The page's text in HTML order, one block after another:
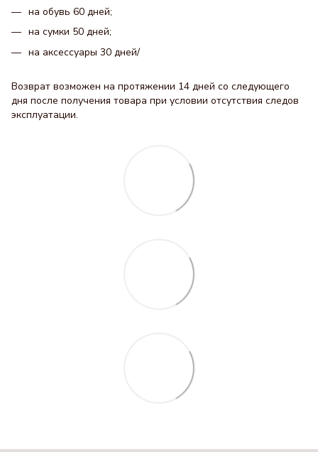
на обувь 60 дней;
на сумки 50 дней;
на аксессуары 30 днeй/
Возврат возможен на протяжении 14 дней со следующего
дня после получения товара при условии отсутствия следов
эксплуатации.